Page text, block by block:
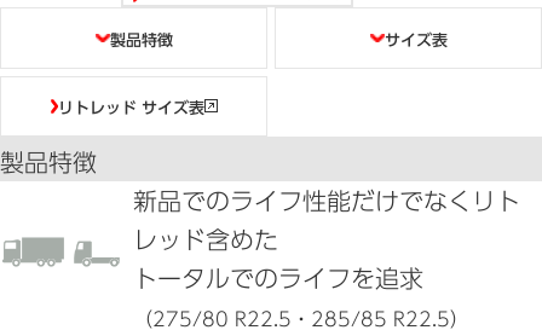
製品特徴 サイズ表
リトレッド サイズ表
製品特徴
新品でのライフ性能だけでなくリト
レッド含めた
トータルでのライフを追求
（275/80 R22.5・285/85 R22.5）